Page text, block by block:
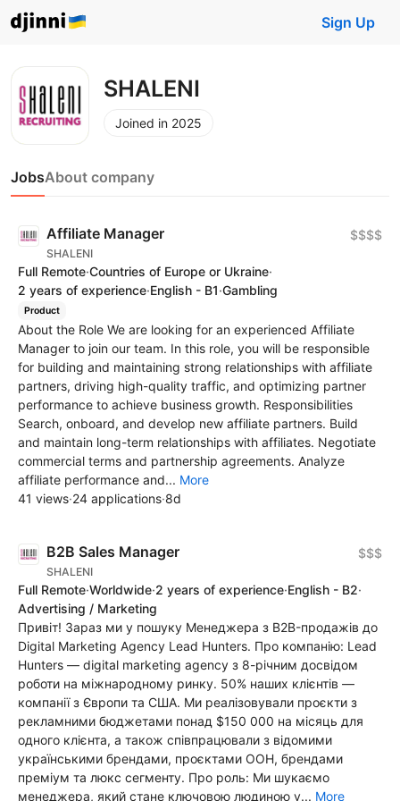
Sign Up
SHALENI
Joined in 2025
JobsAbout company
Affiliate Manager
SHALENI
$$$$
Full Remote·Countries of Europe or Ukraine·
2 years of experience·English - B1·Gambling
Product
About the Role We are looking for an experienced Affiliate
Manager to join our team. In this role, you will be responsible
for building and maintaining strong relationships with affiliate
partners, driving high-quality traffic, and optimizing partner
performance to achieve business growth. Responsibilities
Search, onboard, and develop new affiliate partners. Build
and maintain long-term relationships with affiliates. Negotiate
commercial terms and partnership agreements. Analyze
affiliate performance and... More
41 views·24 applications·8d
B2B Sales Manager
SHALENI
$$$
Full Remote·Worldwide·2 years of experience·English - B2·
Advertising / Marketing
Привіт! Зараз ми у пошуку Менеджера з B2B-продажів до
Digital Marketing Agency Lead Hunters. Про компанію: Lead
Hunters — digital marketing agency з 8-річним досвідом
роботи на міжнародному ринку. 50% наших клієнтів —
компанії з Європи та США. Ми реалізовували проєкти з
рекламними бюджетами понад $150 000 на місяць для
одного клієнта, а також співпрацювали з відомими
українськими брендами, проєктами ООН, брендами
преміум та люкс сегменту. Про роль: Ми шукаємо
менеджера, який стане ключовою людиною у... More